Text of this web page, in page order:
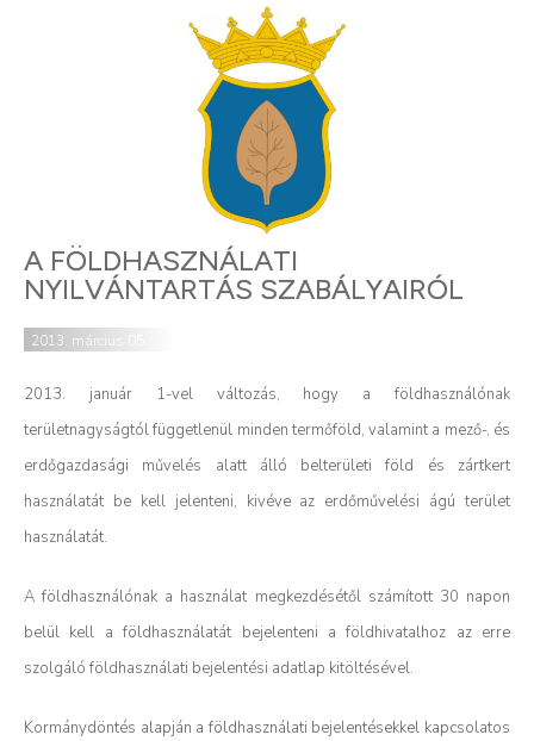
A FÖLDHASZNÁLATI
NYILVÁNTARTÁS SZABÁLYAIRÓL
2013. március 05.
2013. január 1-vel változás, hogy a földhasználónak
területnagyságtól függetlenül minden termőföld, valamint a mező-, és
erdőgazdasági művelés alatt álló belterületi föld és zártkert
használatát be kell jelenteni, kivéve az erdőművelési ágú terület
használatát.
A földhasználónak a használat megkezdésétől számított 30 napon
belül kell a földhasználatát bejelenteni a földhivatalhoz az erre
szolgáló földhasználati bejelentési adatlap kitöltésével.
Kormánydöntés alapján a földhasználati bejelentésekkel kapcsolatos